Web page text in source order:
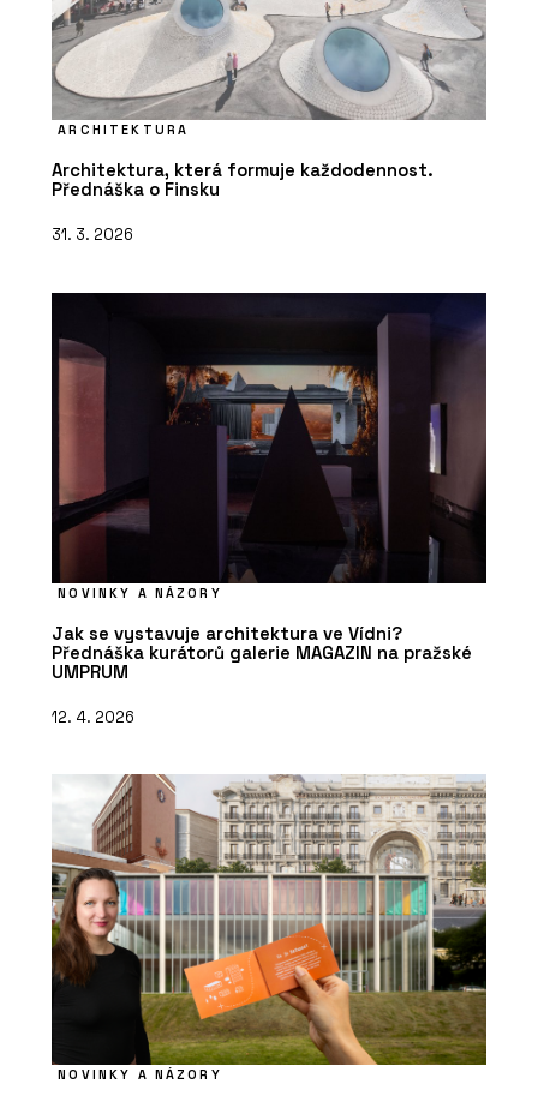
ARCHITEKTURA
Architektura, která formuje každodennost.
Přednáška o Finsku
31. 3. 2026
NOVINKY A NÁZORY
Jak se vystavuje architektura ve Vídni?
Přednáška kurátorů galerie MAGAZIN na pražské
UMPRUM
12. 4. 2026
NOVINKY A NÁZORY